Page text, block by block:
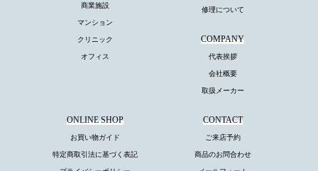
商業施設
マンション
クリニック
オフィス
修理について
COMPANY
代表挨拶
会社概要
取扱メーカー
CONTACT
ご来店予約
商品のお問合わせ
ONLINE SHOP
お買い物ガイド
特定商取引法に基づく表記